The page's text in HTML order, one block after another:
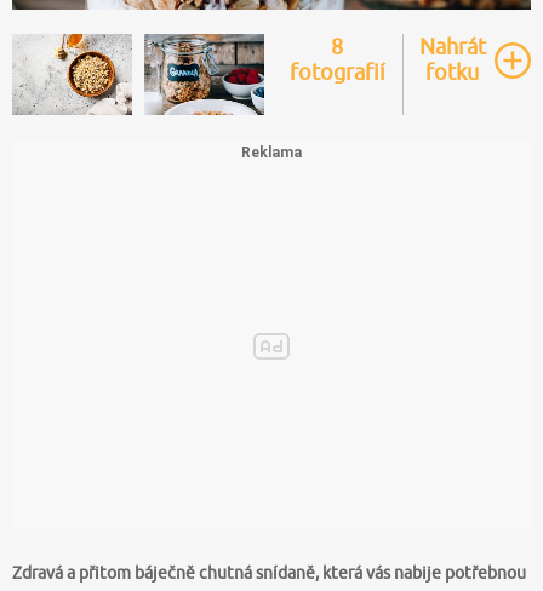
8
fotografií
Nahrát
fotku
Zdravá a přitom báječně chutná snídaně, která vás nabije potřebnou